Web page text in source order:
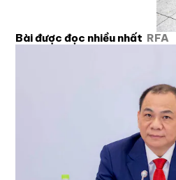
Bài được đọc nhiều nhất RFA